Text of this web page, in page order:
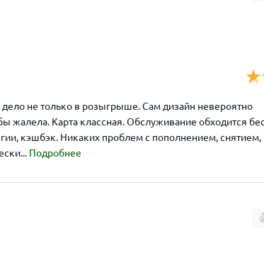
не только в розыгрыше. Сам дизайн невероятно
жалела. Карта классная. Обслуживание обходится
кэшбэк. Никаких проблем с пополнением,
Подробнее